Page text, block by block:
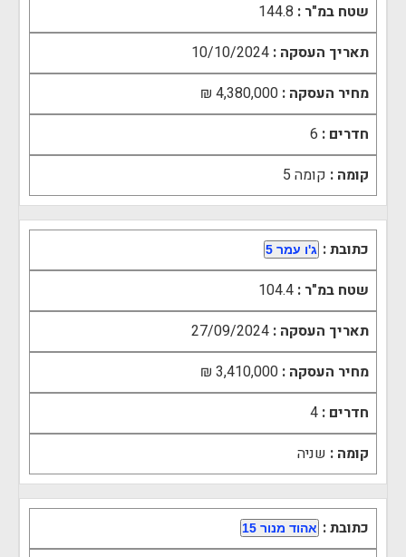
שטח במ"ר : 144.8
תאריך העסקה : 10/10/2024
מחיר העסקה : 4,380,000 ₪
חדרים : 6
קומה : קומה ‎5‏
כתובת : ג'ו עמר 5
שטח במ"ר : 104.4
תאריך העסקה : 27/09/2024
מחיר העסקה : 3,410,000 ₪
חדרים : 4
קומה : שניה
כתובת : אהוד מנור 15